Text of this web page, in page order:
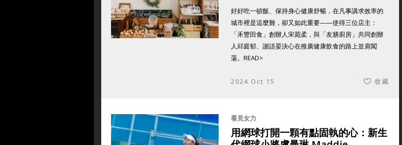
好好吃一頓飯、保持身心健康舒暢，在凡事講求效率的
城市裡是這麼難，卻又如此重要——使得三位店主：
「禾豐田食」創辦人宋菀柔，與「友膳廚房」共同創辦
人邱庭郁、謝語晏決心在推廣健康飲食的路上並肩闖
蕩。 READ>
2024 Oct 15 收藏
看見女力
用網球打開一顆有點固執的心：新生